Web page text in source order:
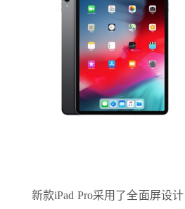
新款iPad Pro采用了全面屏设